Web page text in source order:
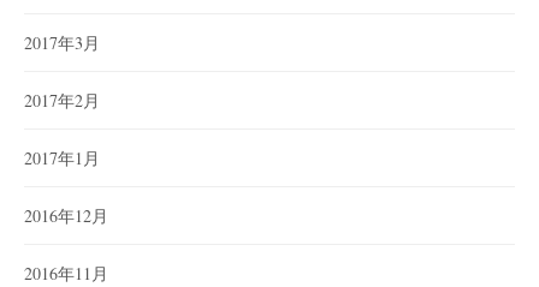
2017年3月
2017年2月
2017年1月
2016年12月
2016年11月